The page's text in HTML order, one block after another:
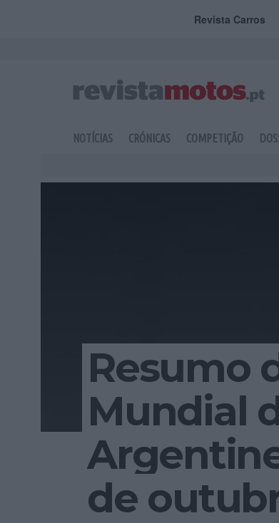
Revista Carros
NOTÍCIAS CRÓNICAS COMPETIÇÃO
Resumo
Mundial
de